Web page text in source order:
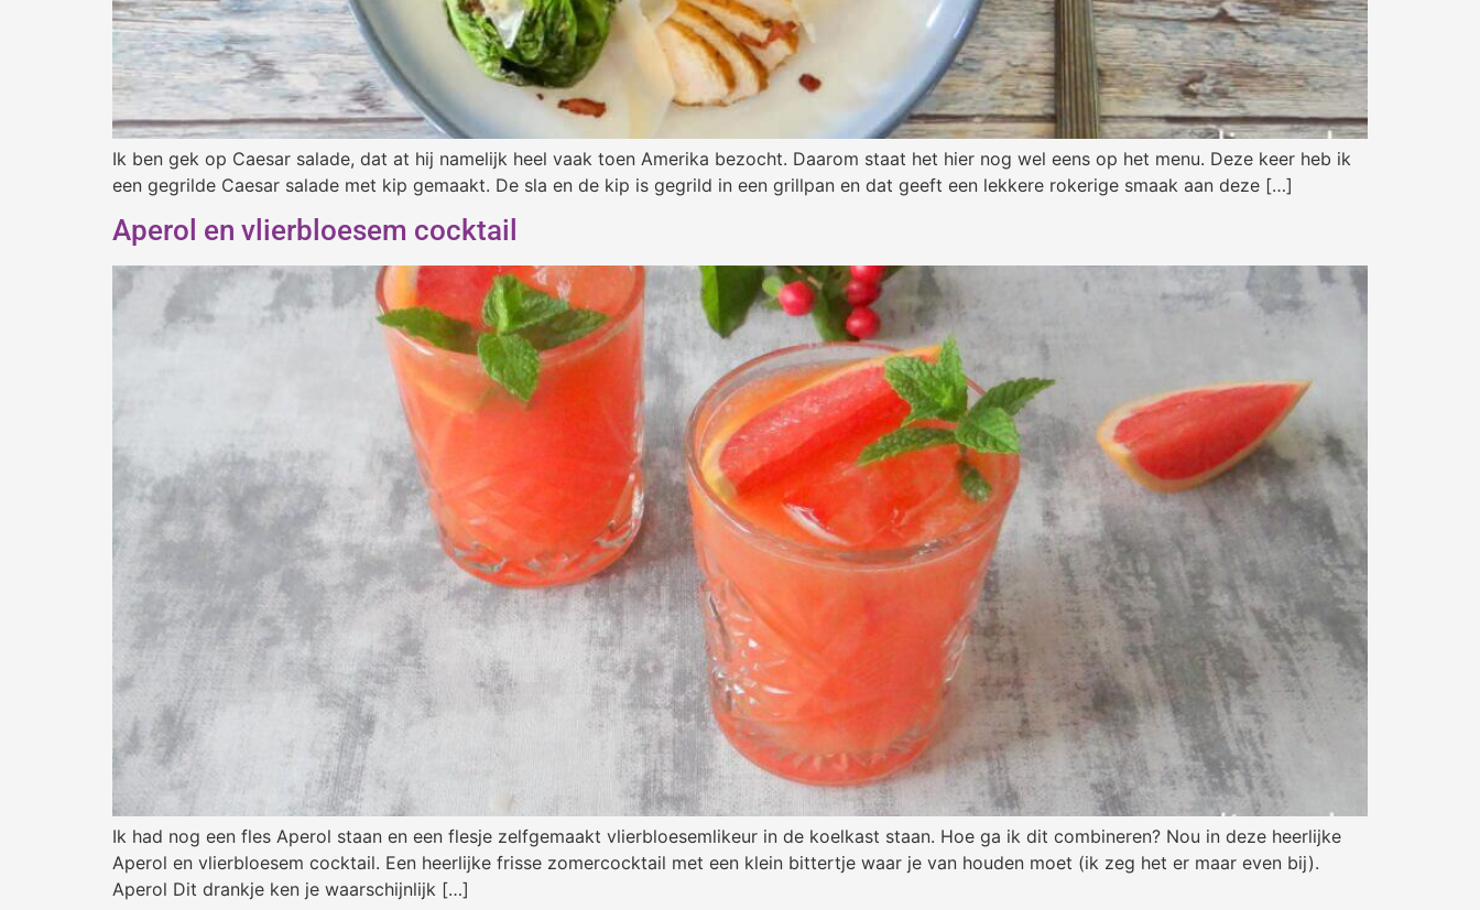
Ik ben gek op Caesar salade, dat at hij namelijk heel vaak toen Amerika bezocht. Daarom staat het hier nog wel eens op het menu. Deze keer heb ik
een gegrilde Caesar salade met kip gemaakt. De sla en de kip is gegrild in een grillpan en dat geeft een lekkere rokerige smaak aan deze […]
Aperol en vlierbloesem cocktail
Ik had nog een fles Aperol staan en een flesje zelfgemaakt vlierbloesemlikeur in de koelkast staan. Hoe ga ik dit combineren? Nou in deze heerlijke
Aperol en vlierbloesem cocktail. Een heerlijke frisse zomercocktail met een klein bittertje waar je van houden moet (ik zeg het er maar even bij).
Aperol Dit drankje ken je waarschijnlijk […]